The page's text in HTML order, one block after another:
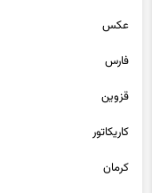
عکس
فارس
قزوین
کاریکاتور
کرمان